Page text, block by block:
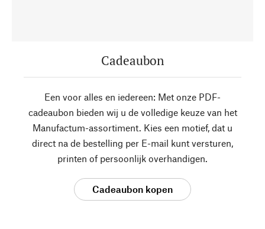
Cadeaubon
Een voor alles en iedereen: Met onze PDF-
cadeaubon bieden wij u de volledige keuze van het
Manufactum-assortiment. Kies een motief, dat u
direct na de bestelling per E-mail kunt versturen,
printen of persoonlijk overhandigen.
Cadeaubon kopen